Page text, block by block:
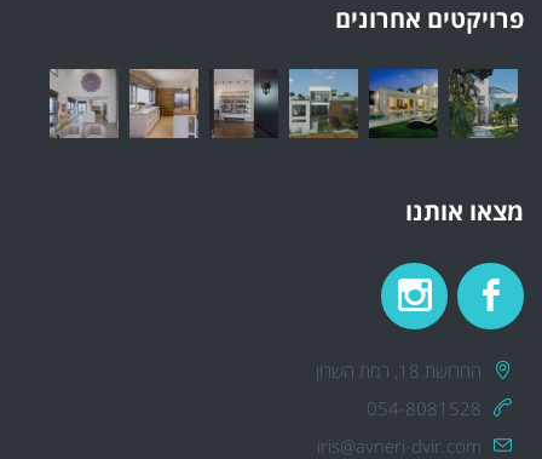
פרויקטים אחרונים
מצאו אותנו
החרושת 18, רמת השרון
054-8081528
iris@avneri-dvir.com